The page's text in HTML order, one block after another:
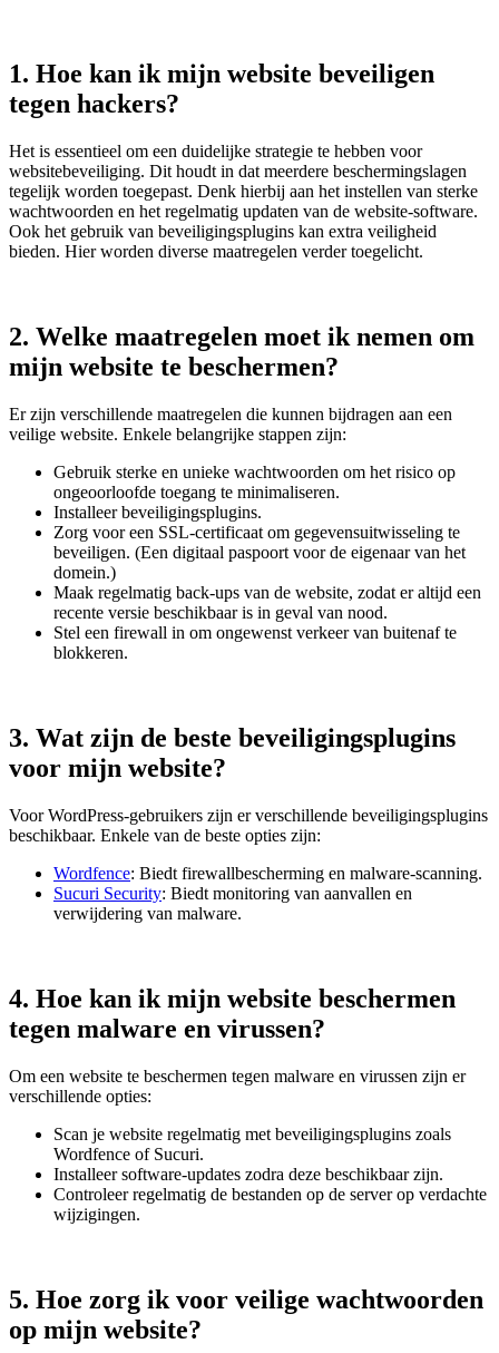
1. Hoe kan ik mijn website beveiligen
tegen hackers?
Het is essentieel om een duidelijke strategie te hebben voor
websitebeveiliging. Dit houdt in dat meerdere beschermingslagen
tegelijk worden toegepast. Denk hierbij aan het instellen van sterke
wachtwoorden en het regelmatig updaten van de website-software.
Ook het gebruik van beveiligingsplugins kan extra veiligheid
bieden. Hier worden diverse maatregelen verder toegelicht.
2. Welke maatregelen moet ik nemen om
mijn website te beschermen?
Er zijn verschillende maatregelen die kunnen bijdragen aan een
veilige website. Enkele belangrijke stappen zijn:
Gebruik sterke en unieke wachtwoorden om het risico op
ongeoorloofde toegang te minimaliseren.
Installeer beveiligingsplugins.
Zorg voor een SSL-certificaat om gegevensuitwisseling te
beveiligen. (Een digitaal paspoort voor de eigenaar van het
domein.)
Maak regelmatig back-ups van de website, zodat er altijd een
recente versie beschikbaar is in geval van nood.
Stel een firewall in om ongewenst verkeer van buitenaf te
blokkeren.
3. Wat zijn de beste beveiligingsplugins
voor mijn website?
Voor WordPress-gebruikers zijn er verschillende beveiligingsplugins
beschikbaar. Enkele van de beste opties zijn:
Wordfence: Biedt firewallbescherming en malware-scanning.
Sucuri Security: Biedt monitoring van aanvallen en
verwijdering van malware.
4. Hoe kan ik mijn website beschermen
tegen malware en virussen?
Om een website te beschermen tegen malware en virussen zijn er
verschillende opties:
Scan je website regelmatig met beveiligingsplugins zoals
Wordfence of Sucuri.
Installeer software-updates zodra deze beschikbaar zijn.
Controleer regelmatig de bestanden op de server op verdachte
wijzigingen.
5. Hoe zorg ik voor veilige wachtwoorden
op mijn website?